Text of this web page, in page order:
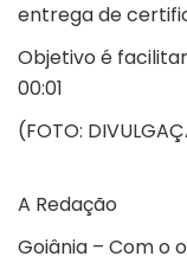
entrega de
Objetivo é
00:01
(FOTO:
A Redação
Goiânia – Com o